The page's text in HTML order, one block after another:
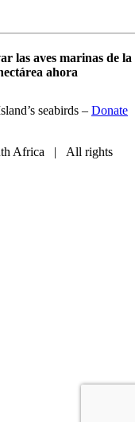
las aves marinas de la
ahora
seabirds – Donate
Africa | All rights